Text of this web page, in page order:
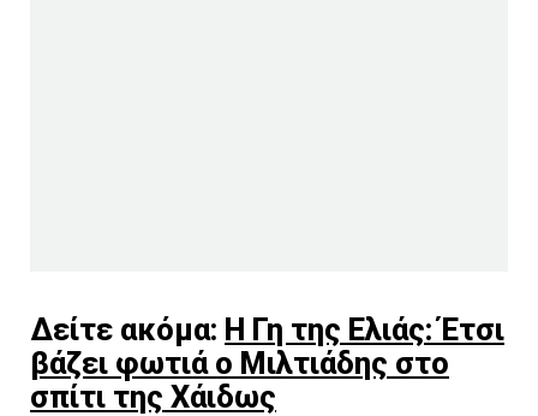
Δείτε ακόμα: Η Γη της Ελιάς: Έτσι
βάζει φωτιά ο Μιλτιάδης στο
σπίτι της Χάιδως